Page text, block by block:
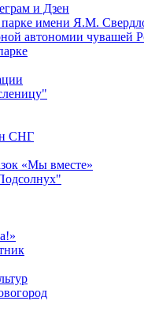
и Дзен
имени Я.М.
автономии чувашей
СНГ
«Мы вместе»